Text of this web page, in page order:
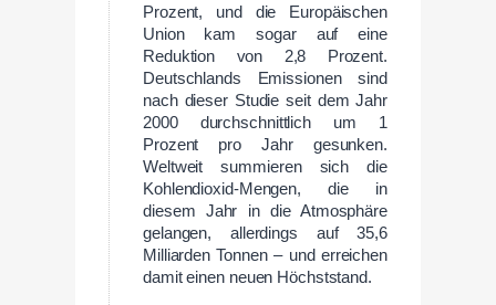
Prozent, und die Europäischen
Union kam sogar auf eine
Reduktion von 2,8 Prozent.
Deutschlands Emissionen sind
nach dieser Studie seit dem Jahr
2000 durchschnittlich um 1
Prozent pro Jahr gesunken.
Weltweit summieren sich die
Kohlendioxid-Mengen, die in
diesem Jahr in die Atmosphäre
gelangen, allerdings auf 35,6
Milliarden Tonnen – und erreichen
damit einen neuen Höchststand.